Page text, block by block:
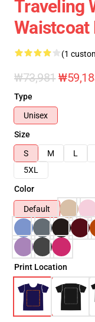
Traveling
Waistcoat
(1
₩73,981
Type
Unisex
Size
S
M L
5XL
Color
Default
Print Location